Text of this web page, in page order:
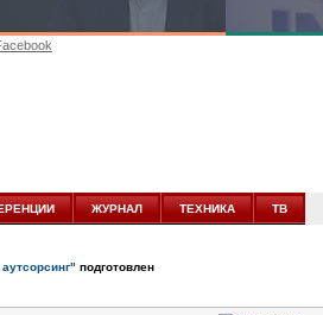
новых
ЖУРНАЛ ТЕХНИКА ТВ
подготовлен